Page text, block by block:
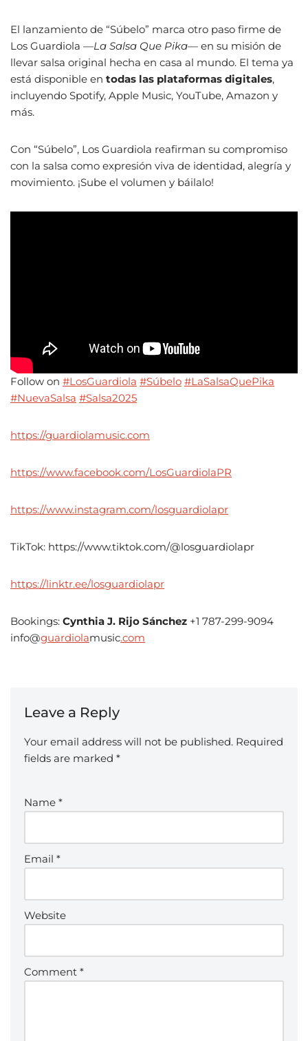
El lanzamiento de “Súbelo” marca otro paso firme de
Los Guardiola —La Salsa Que Pika— en su misión de
llevar salsa original hecha en casa al mundo. El tema ya
está disponible en todas las plataformas digitales,
incluyendo Spotify, Apple Music, YouTube, Amazon y
más.
Con “Súbelo”, Los Guardiola reafirman su compromiso
con la salsa como expresión viva de identidad, alegría y
movimiento. ¡Sube el volumen y báilalo!
Follow on #LosGuardiola #Súbelo #LaSalsaQuePika
#NuevaSalsa #Salsa2025
https://guardiolamusic.com
https://www.facebook.com/LosGuardiolaPR
https://www.instagram.com/losguardiolapr
TikTok: https://www.tiktok.com/@losguardiolapr
https://linktr.ee/losguardiolapr
Bookings: Cynthia J. Rijo Sánchez +1 787-299-9094
info@guardiolamusic.com
Leave a Reply
Your email address will not be published. Required
fields are marked *
Name *
Email *
Website
Comment *